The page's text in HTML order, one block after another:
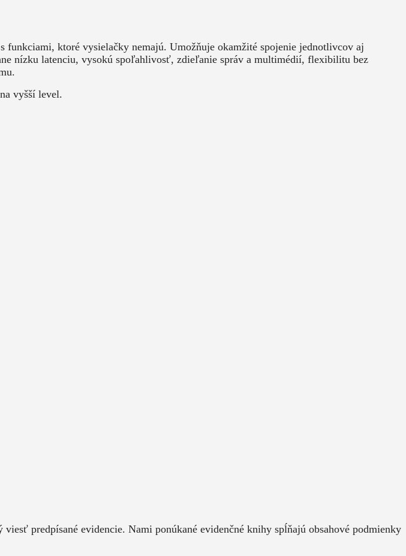
ktoré vysielačky nemajú. Umožňuje okamžité spojenie jednotlivcov aj
nízku latenciu, vysokú spoľahlivosť, zdieľanie správ a multimédií, flexibilitu bez
vyšší level.
predpísané evidencie. Nami ponúkané evidenčné knihy spĺňajú obsahové podmienky